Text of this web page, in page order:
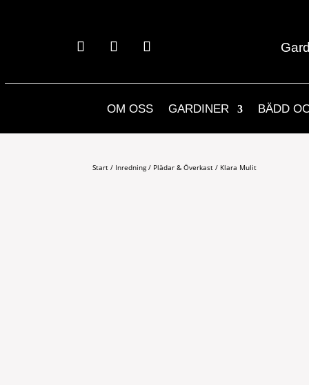
OM OSS GARDINER BÄDD
Start / Inredning/ Plädar & Överkast / Klara Mulit